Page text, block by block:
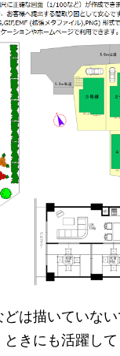
どは描いていな
きにも活躍して